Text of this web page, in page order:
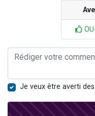
OUI
Je veux être averti